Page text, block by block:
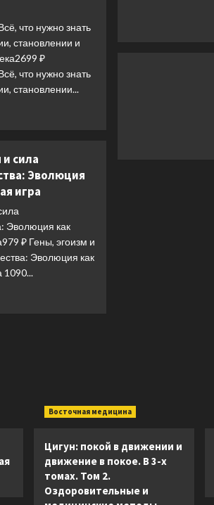
что нужно знать
становлении и
₽
что нужно знать
становлении...
сила
Эволюция
игра
Эволюция как
₽ Гены, эгоизм и
Эволюция как
1090...
Восточная медицина
Цигун: покой в движении и
движение в покое. В 3-х
томах. Том 2.
Оздоровительные и